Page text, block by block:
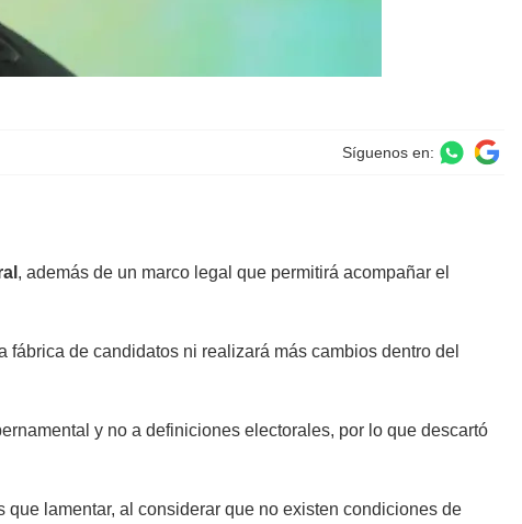
Síguenos en:
, además de un marco legal que permitirá acompañar el
de candidatos ni realizará más cambios dentro del
y no a definiciones electorales, por lo que descartó
que lamentar, al considerar que no existen condiciones de